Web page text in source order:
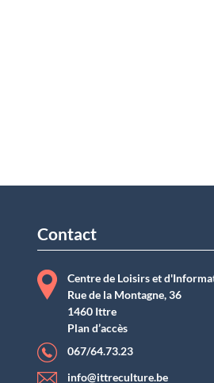
Contact
Centre de Loisirs et
Rue de la Montagne, 36
1460 Ittre
Plan d’accès
067/64.73.23
info@ittreculture.be